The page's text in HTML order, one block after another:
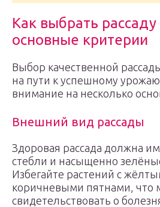
Как выбрать
основные критерии
Выбор качественной
на пути к успешному
внимание на несколько
Внешний вид рассады
Здоровая рассада должна
стебли и насыщенно
Избегайте растений с
коричневыми пятнами, что
свидетельствовать о